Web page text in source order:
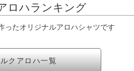
ロハランキング
ったオリジナルアロハシャツです
クアロハ一覧